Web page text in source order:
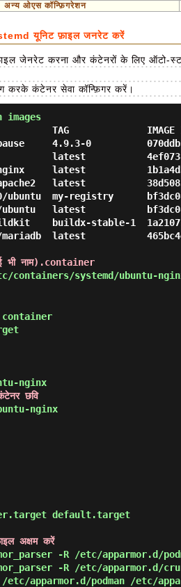
अन्य ओएस कॉन्फ़िगरेशन
यूनिट फ़ाइल जनरेट करें
जेनरेट करना और कंटेनरों के लिए ऑटो-
करके कंटेनर सेवा कॉन्फ़िगर करें।
images
TAG              IMAGE
pause     4.9.3-0
latest
latest
latest
ubuntu  my-registry
latest
buildx-stable-1
latest
भी नाम).container
containers/systemd/ubuntu-
container
छवि
default.target
अक्षम करें
-R /etc/apparmor.d/
-R /etc/apparmor.d/
apparmor.d/podman /etc/